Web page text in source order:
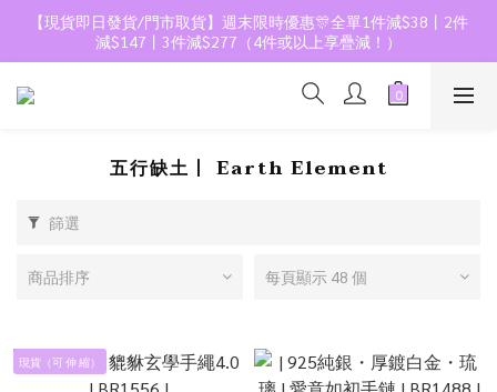
【現貨即日發貨/門市取貨】週末限時優惠🎊全單1件減$38丨2件
減$147丨3件減$277（4件或以上享疊減！）
五行缺土丨 Earth Element
篩選
商品排序 每頁顯示 48 個
現貨（可 伸 縮）